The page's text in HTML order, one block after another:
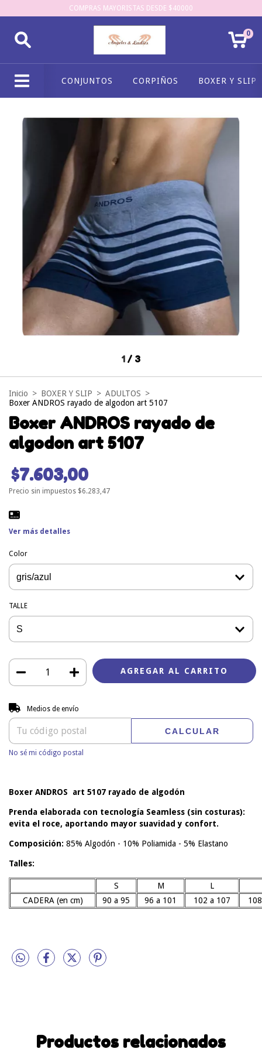
COMPRAS MAYORISTAS DESDE $40000
0
CONJUNTOS CORPIÑOS BOXER Y SLIP
1 / 3
Inicio > BOXER Y SLIP > ADULTOS >
Boxer ANDROS rayado de algodon art 5107
Boxer ANDROS rayado de
algodon art 5107
$7.603,00
Precio sin impuestos $6.283,47
Ver más detalles
Color
TALLE
Entregas para el CP:
Medios de envío
CALCULAR
No sé mi código postal
Boxer ANDROS art 5107 rayado de algodón
Prenda elaborada con tecnología Seamless (sin costuras):
evita el roce, aportando mayor suavidad y confort.
Composición: 85% Algodón - 10% Poliamida - 5% Elastano
Talles:
S M L
CADERA (en cm)
90 a 95 96 a 101 102 a 107
Productos relacionados